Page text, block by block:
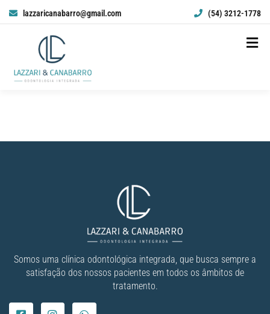
lazzaricanabarro@gmail.com (54) 3212-1778
Somos uma clínica odontológica integrada, que busca sempre a
satisfação dos nossos pacientes em todos os âmbitos de
tratamento.